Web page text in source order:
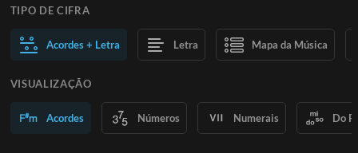
TIPO DE CIFRA
Acordes + Letra Letra Mapa da Música
VISUALIZAÇÃO
Acordes Números Numerais Do